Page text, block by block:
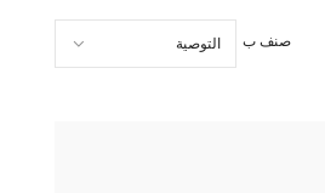
صنف ب